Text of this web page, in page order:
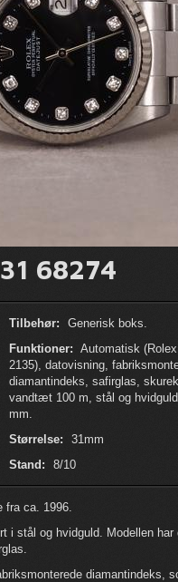
68274
Tilbehør:
Generisk boks.
Funktioner: Automatisk
2135), datovisning,
diamantindeks, safirglas,
vandtæt 100 m, stål og
mm.
Størrelse:
31mm
Stand:
8/10
fra ca. 1996.
i stål og hvidguld. Modellen
diamantindeks,